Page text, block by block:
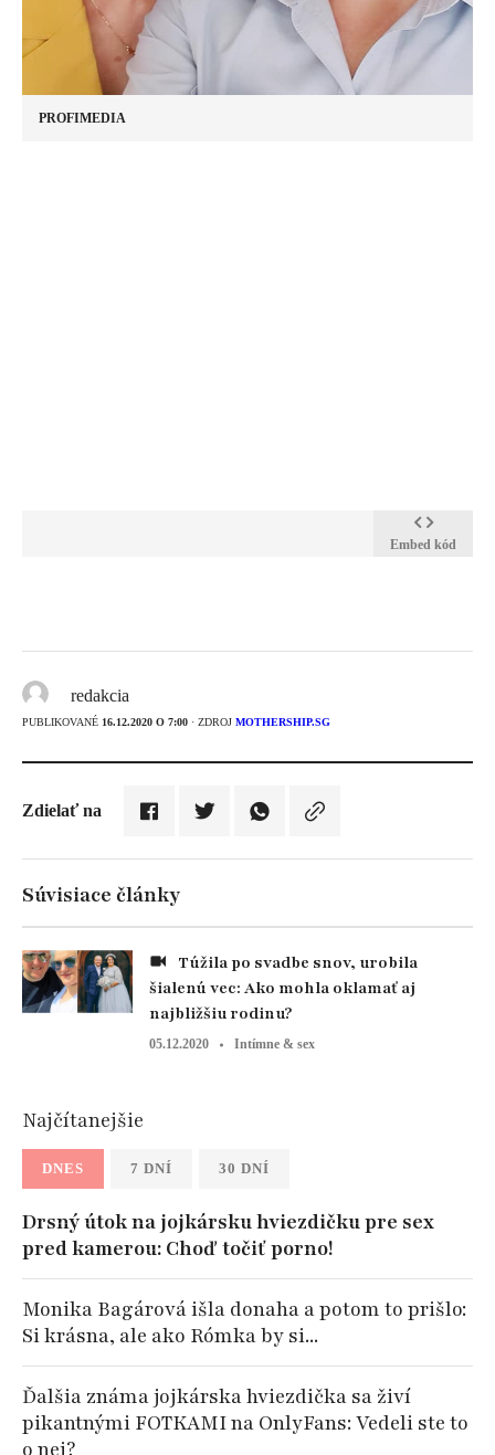
PROFIMEDIA
Embed kód
redakcia
PUBLIKOVANÉ 16.12.2020 O 7:00 · ZDROJ MOTHERSHIP.SG
Zdielať na
Súvisiace články
šialenú vec: Ako mohla oklamať aj
najbližšiu rodinu?
05.12.2020 Intímne & sex
Najčítanejšie
DNES 7 DNÍ 30 DNÍ
Drsný útok na jojkársku hviezdičku pre sex
pred kamerou: Choď točiť porno!
Monika Bagárová išla donaha a potom to prišlo:
Si krásna, ale ako Rómka by si...
Ďalšia známa jojkárska hviezdička sa živí
pikantnými FOTKAMI na OnlyFans: Vedeli ste to
o nej?